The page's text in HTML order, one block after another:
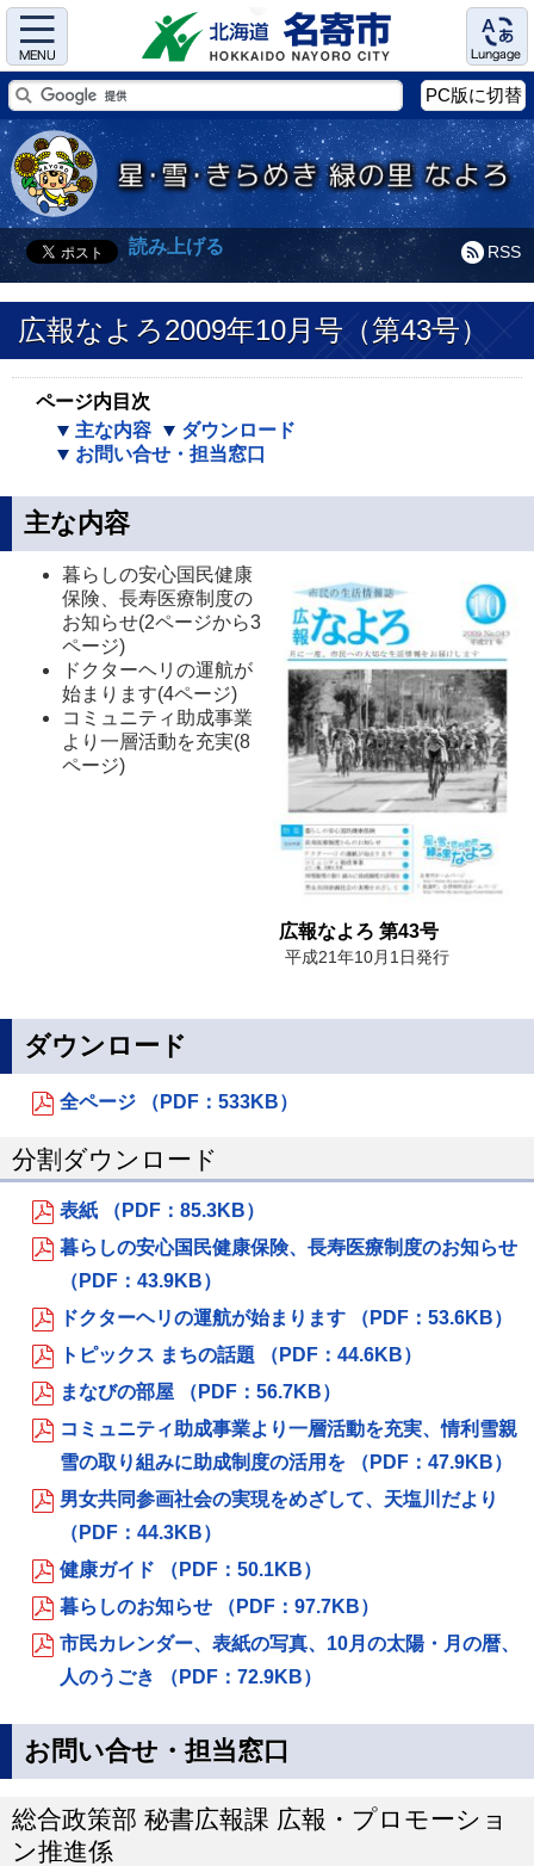
Menu Language
PC版に切替
RSS
読み上げる
広報なよろ2009年10月号（第43号）
ページ内目次
主な内容
ダウンロード
お問い合せ・担当窓口
主な内容
広報なよろ 第43号
平成21年10月1日発行
暮らしの安心国民健康
保険、長寿医療制度の
お知らせ(2ページから3
ページ)
ドクターヘリの運航が
始まります(4ページ)
コミュニティ助成事業
より一層活動を充実(8
ページ)
ダウンロード
全ページ （PDF：533KB）
分割ダウンロード
表紙 （PDF：85.3KB）
暮らしの安心国民健康保険、長寿医療制度のお知らせ
（PDF：43.9KB）
ドクターヘリの運航が始まります （PDF：53.6KB）
トピックス まちの話題 （PDF：44.6KB）
まなびの部屋 （PDF：56.7KB）
コミュニティ助成事業より一層活動を充実、情利雪親
雪の取り組みに助成制度の活用を （PDF：47.9KB）
男女共同参画社会の実現をめざして、天塩川だより
（PDF：44.3KB）
健康ガイド （PDF：50.1KB）
暮らしのお知らせ （PDF：97.7KB）
市民カレンダー、表紙の写真、10月の太陽・月の暦、
人のうごき （PDF：72.9KB）
お問い合せ・担当窓口
総合政策部 秘書広報課 広報・プロモーショ
ン推進係